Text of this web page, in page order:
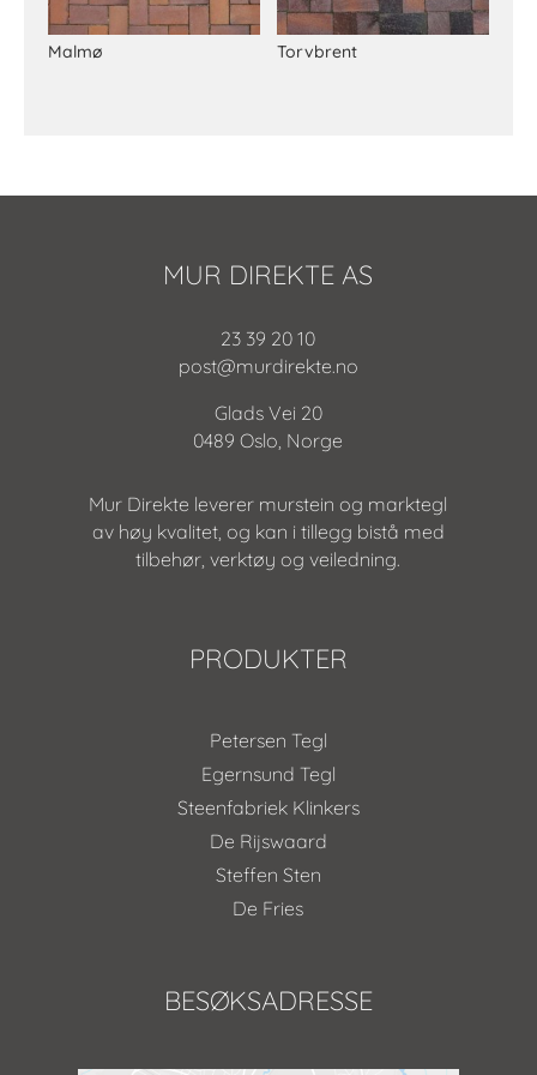
Malmø Torvbrent
MUR DIREKTE AS
23 39 20 10
post@murdirekte.no
Glads Vei 20
0489 Oslo, Norge
Mur Direkte leverer murstein og marktegl
av høy kvalitet, og kan i tillegg bistå med
tilbehør, verktøy og veiledning.
PRODUKTER
Petersen Tegl
Egernsund Tegl
Steenfabriek Klinkers
De Rijswaard
Steffen Sten
De Fries
BESØKSADRESSE